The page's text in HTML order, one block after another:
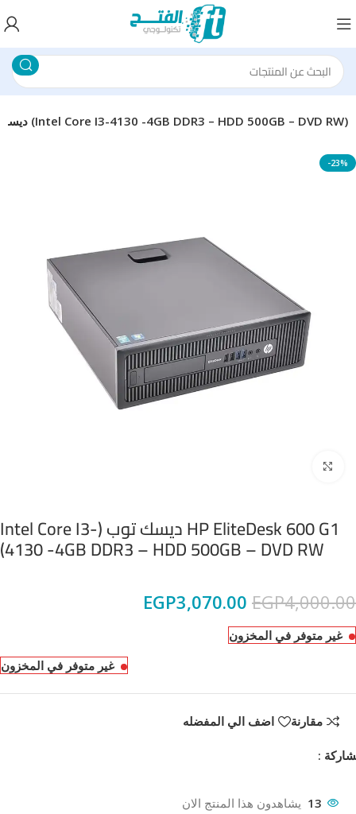
HP EliteDesk 600 G1 ديسك توب (Intel Core I3-4130 -4GB DDR3 – HDD 500GB – DVD RW)
-23%
HP EliteDesk 600 G1 ديسك توب (Intel Core I3-
4130 -4GB DDR3 – HDD 500GB – DVD RW)
EGP4,000.00
EGP3,070.00
غير متوفر في المخزون
غير متوفر في المخزون
مقارنة اضف الي المفضله
:
13 يشاهدون هذا المنتج الان